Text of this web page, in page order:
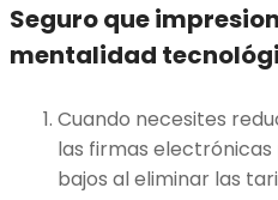
Seguro que
mentalidad
Cuando necesites
las firmas
bajos al eliminar las